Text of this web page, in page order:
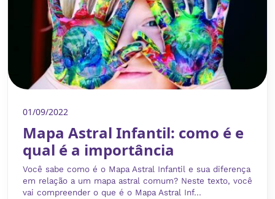
01/09/2022
Mapa Astral Infantil: como é e
qual é a importância
Você sabe como é o Mapa Astral Infantil e sua diferença
em relação a um mapa astral comum? Neste texto, você
vai compreender o que é o Mapa Astral Inf...